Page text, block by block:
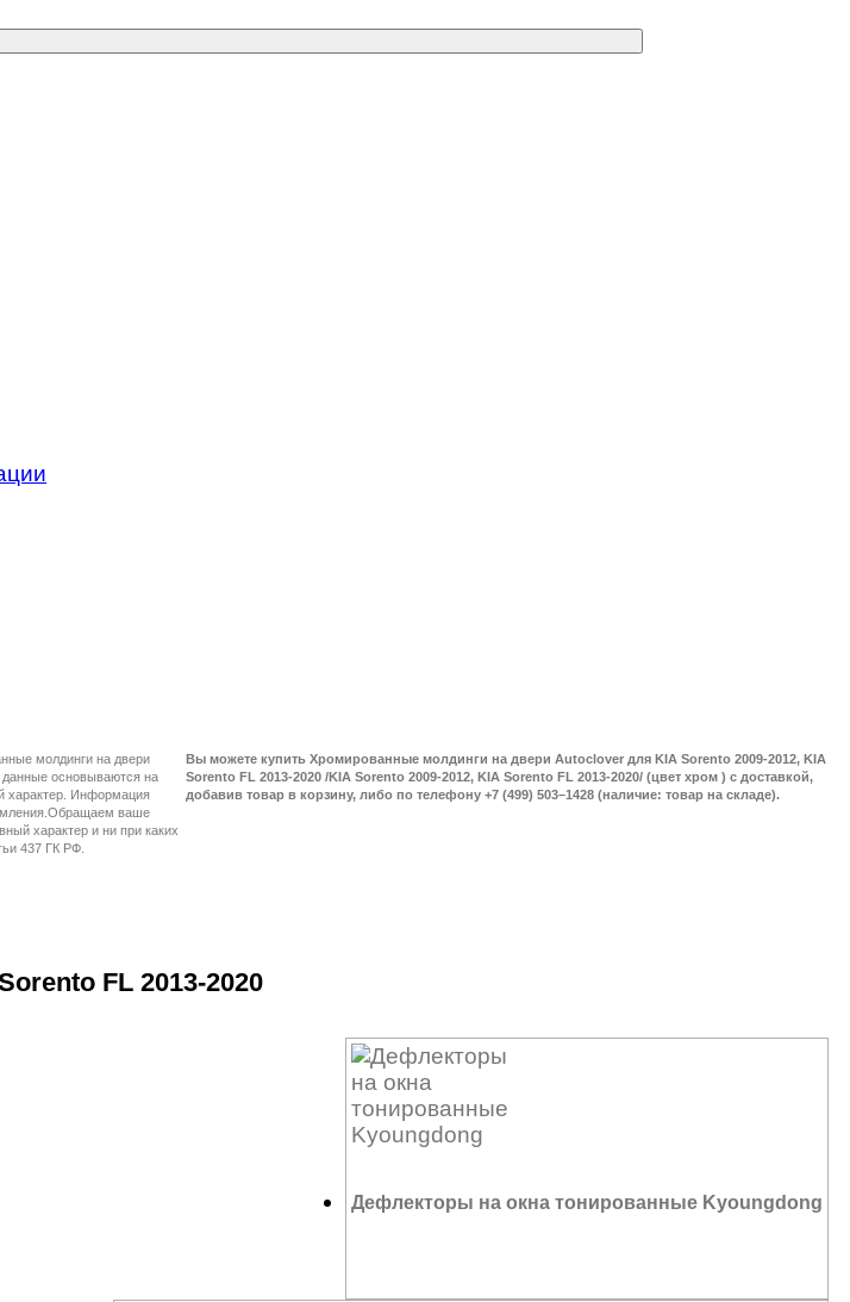
Вы можете купить Хромированные молдинги на двери Autoclover для KIA Sorento 2009-2012, KIA
Sorento FL 2013-2020 /KIA Sorento 2009-2012, KIA Sorento FL 2013-2020/ (цвет хром ) с доставкой,
добавив товар в корзину, либо по телефону +7 (499) 503–1428 (наличие: товар на складе).
молдинги на двери
FL 2013-2020
Дефлекторы на окна тонированные Kyoungdong